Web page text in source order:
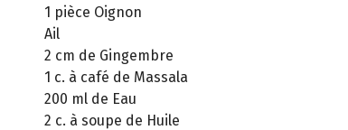
1 pièce Oignon
Ail
2 cm de Gingembre
1 c. à café de Massala
200 ml de Eau
2 c. à soupe de Huile